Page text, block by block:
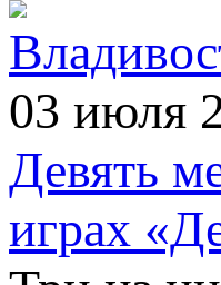
03 июля
Девять
играх